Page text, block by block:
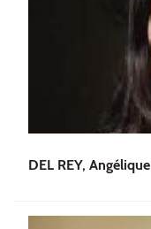
DEL REY, Angélique